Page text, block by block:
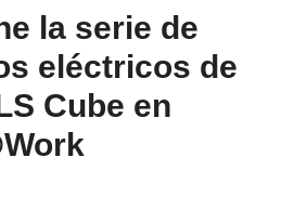
la serie de
eléctricos de
Cube en